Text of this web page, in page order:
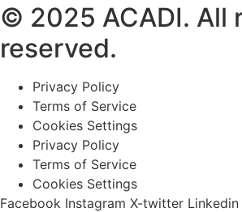
© 2025 ACADI. All
reserved.
Privacy Policy
Terms of Service
Cookies Settings
Privacy Policy
Terms of Service
Cookies Settings
Facebook Instagram X-twitter Linkedin